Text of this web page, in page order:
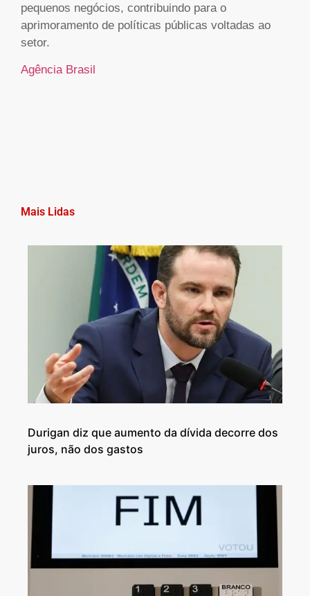
pequenos negócios, contribuindo para o
aprimoramento de políticas públicas voltadas ao
setor.
Agência Brasil
Mais Lidas
Durigan diz que aumento da dívida decorre dos
juros, não dos gastos